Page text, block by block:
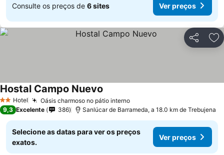
Consulte os preços de 6 sites Ver preços
Partilhar
2 Estrelas
Hotel Oásis charmoso no pátio interno
Hostal Campo Nuevo
9,3 Excelente 386 Sanlúcar de Barrameda, a 18.0 km de Trebujena
Selecione as datas para ver os preços
exatos.
Ver preços